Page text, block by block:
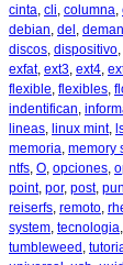
cinta, cli, columna,
debian, del ,
discos, dispositivo,
exfat, ext3, ext4,
flexible, flexibles,
indentifican,
lineas, linux mint,
memoria, memory
ntfs, O, opciones,
point, por, post,
reiserfs, remoto,
system, tecnologia,
tumbleweed ,